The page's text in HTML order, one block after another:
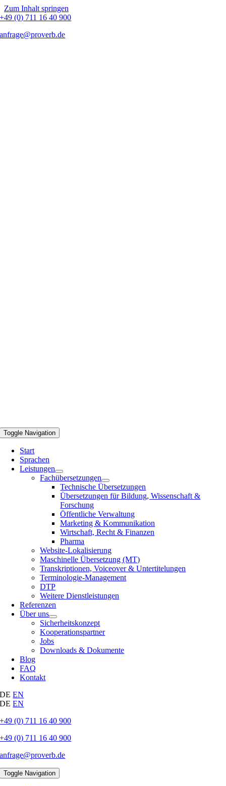
Zum Inhalt springen
+49 (0) 711 16 40 900
anfrage@proverb.de
Toggle Navigation
Start
Sprachen
Leistungen
Fachübersetzungen
Technische Übersetzungen
Übersetzungen für Bildung, Wissenschaft &
Forschung
Öffentliche Verwaltung
Marketing & Kommunikation
Wirtschaft, Recht & Finanzen
Pharma
Website-Lokalisierung
Maschinelle Übersetzung (MT)
Transkriptionen, Voiceover & Untertitelungen
Terminologie-Management
DTP
Weitere Dienstleistungen
Referenzen
Über uns
Sicherheitskonzept
Kooperationspartner
Jobs
Downloads & Dokumente
Blog
FAQ
Kontakt
DE EN
DE EN
+49 (0) 711 16 40 900
+49 (0) 711 16 40 900
anfrage@proverb.de
Toggle Navigation